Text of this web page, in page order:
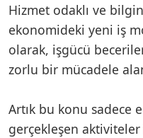
Hizmet odaklı ve
ekonomideki yeni iş
olarak, işgücü
zorlu bir mücadele
Artık bu konu sadece
gerçekleşen aktiviteler